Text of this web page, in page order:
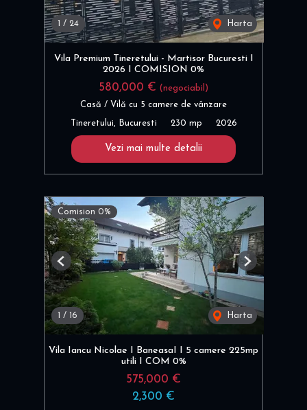
/ 24 Harta
Vila Premium Tineretului - Martisor Bucuresti I
2026 I COMISION 0%
580,000 € (negociabil)
Casă / Vilă cu 5 camere de vânzare
Tineretului, Bucuresti 230 mp 2026
Vezi mai multe detalii
Comision 0%
1 / 16 Harta
Previous Next
Vila Iancu Nicolae I BaneasaI I 5 camere 225mp
utili I COM 0%
575,000 €
2,300 €